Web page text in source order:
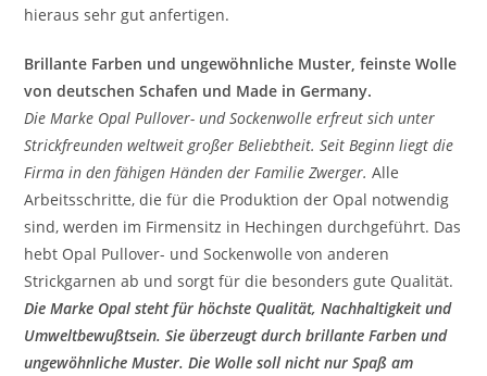
hieraus sehr gut anfertigen.
Brillante Farben und ungewöhnliche Muster, feinste Wolle
von deutschen Schafen und Made in Germany.
Die Marke Opal Pullover- und Sockenwolle erfreut sich unter
Strickfreunden weltweit großer Beliebtheit. Seit Beginn liegt die
Firma in den fähigen Händen der Familie Zwerger. Alle
Arbeitsschritte, die für die Produktion der Opal notwendig
sind, werden im Firmensitz in Hechingen durchgeführt. Das
hebt Opal Pullover- und Sockenwolle von anderen
Strickgarnen ab und sorgt für die besonders gute Qualität.
Die Marke Opal steht für höchste Qualität, Nachhaltigkeit und
Umweltbewußtsein. Sie überzeugt durch brillante Farben und
ungewöhnliche Muster. Die Wolle soll nicht nur Spaß am